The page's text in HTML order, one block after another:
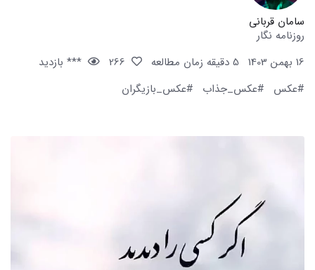
سامان قربانی
روزنامه نگار
16 بهمن 1403
5 دقیقه زمان مطالعه
*** بازدید
#عکس
#عکس_جذاب #عکس_بازیگران